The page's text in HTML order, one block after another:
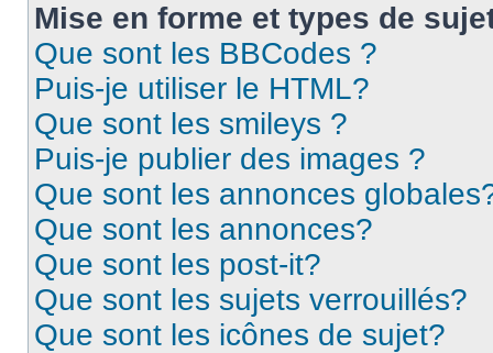
Mise en forme et types de
Que sont les BBCodes ?
Puis-je utiliser le HTML?
Que sont les smileys ?
Puis-je publier des images ?
Que sont les annonces
Que sont les annonces?
Que sont les post-it?
Que sont les sujets verrouillés?
Que sont les icônes de sujet?